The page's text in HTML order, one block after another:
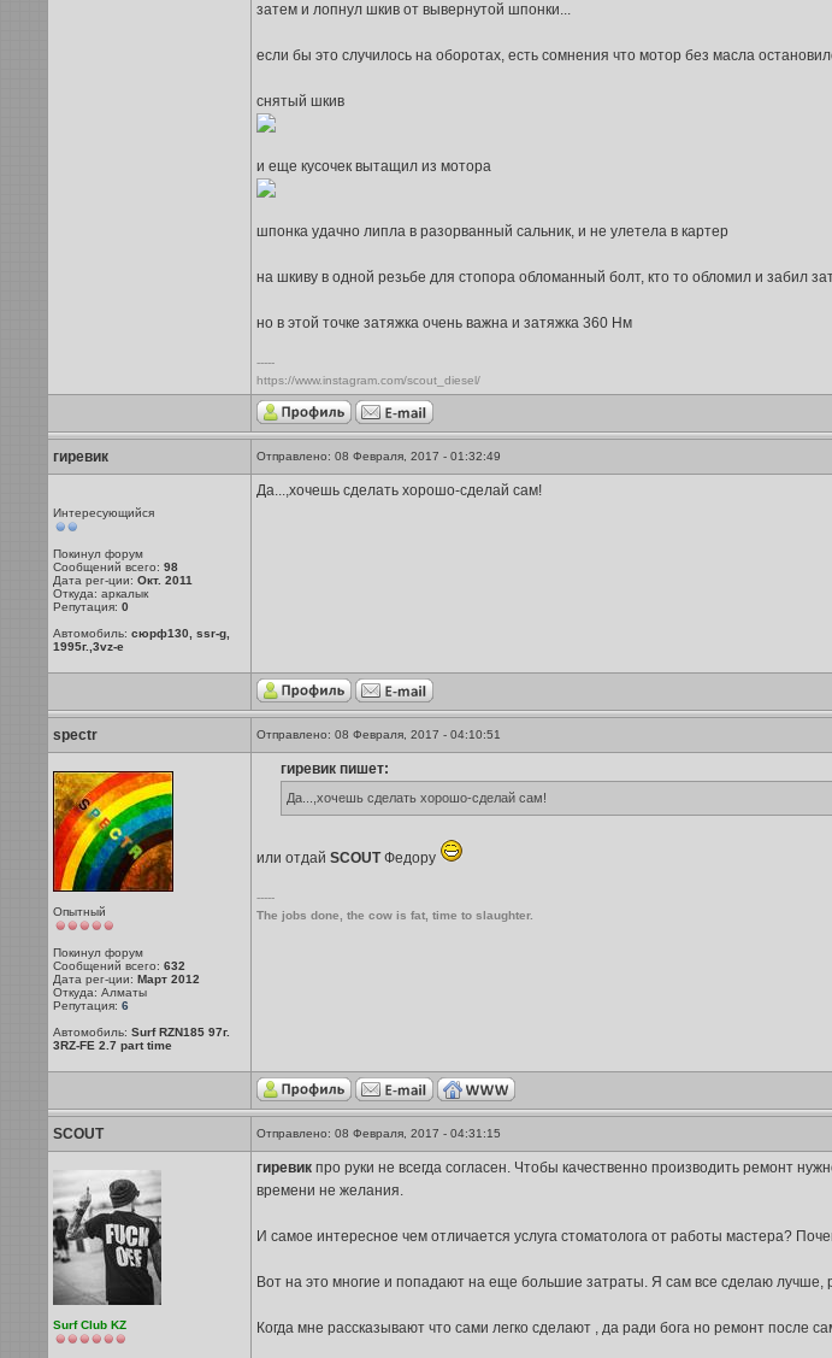
затем и лопнул шкив от вывернутой шпонки...
если бы это случилось на оборотах, есть сомнения что мотор без масла
снятый шкив
и еще кусочек вытащил из мотора
шпонка удачно липла в разорванный сальник, и не улетела в картер
на шкиву в одной резьбе для стопора обломанный болт, кто то обломил и забил
но в этой точке затяжка очень важна и затяжка 360 Нм
-----
https://www.instagram.com/scout_diesel/
гиревик Отправлено: 08 Февраля, 2017 - 01:32:49
Интересующийся
Покинул форум
Сообщений всего: 98
Дата рег-ции: Окт. 2011
Откуда: аркалык
Репутация: 0
Автомобиль: сюрф130, ssr-g,
1995г.,3vz-e
Да...,хочешь сделать хорошо-сделай сам!
spectr Отправлено: 08 Февраля, 2017 - 04:10:51
Опытный
Покинул форум
Сообщений всего: 632
Дата рег-ции: Март 2012
Откуда: Алматы
Репутация: 6
Автомобиль: Surf RZN185 97г.
3RZ-FE 2.7 part time
гиревик пишет:
Да...,хочешь сделать хорошо-сделай сам!
или отдай SCOUTФедору
-----
The jobs done, the cow is fat, time to slaughter.
SCOUT Отправлено: 08 Февраля, 2017 - 04:31:15
Surf Club KZ
гиревикпро руки не всегда согласен. Чтобы качественно производить ремонт
времени не желания.
И самое интересное чем отличается услуга стоматолога от работы мастера?
Вот на это многие и попадают на еще большие затраты. Я сам все сделаю лучше,
Когда мне рассказывают что сами легко сделают , да ради бога но ремонт после